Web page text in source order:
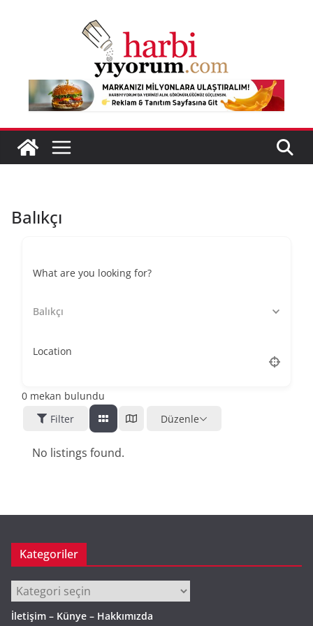
Balıkçı
What are you looking for?
Balıkçı
Location
0 mekan bulundu
Filter
Düzenle
No listings found.
Kategoriler
Kategoriler
İletişim – Künye – Hakkımızda